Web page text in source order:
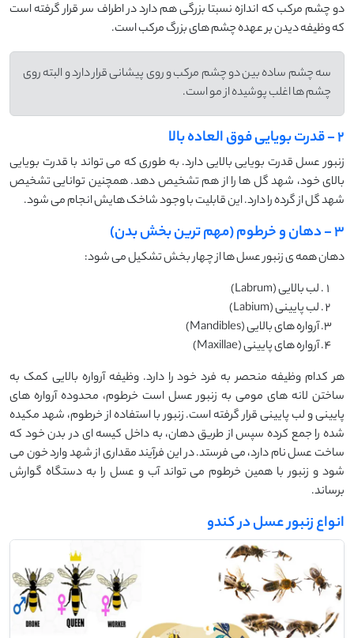
دو چشم مرکب که اندازه نسبتا بزرگی هم دارد در اطراف سر قرار گرفته است
که وظیفه دیدن بر عهده چشم های بزرگ مرکب است.
سه چشم ساده بین دو چشم مرکب و روی پیشانی قرار دارد و البته روی
چشم ها اغلب پوشیده از مو است.
2 - قدرت بویایی فوق العاده بالا
زنبور عسل قدرت بویایی بالایی دارد. به طوری که می تواند با قدرت بویایی
بالای خود، شهد گل ها را از هم تشخیص دهد. همچنین توانایی تشخیص
شهد گل از گرده را دارد. این قابلیت با وجود شاخک هایش انجام می شود.
3 - دهان و خرطوم (مهم ترین بخش بدن)
دهان همه ی زنبور عسل ها از چهار بخش تشکیل می شود:
لب بالایی (Labrum)
لب پایینی (Labium)
آرواره های بالایی (Mandibles)
آرواره های پایینی (Maxillae)
هر کدام وظیفه منحصر به فرد خود را دارد. وظیفه آرواره بالایی کمک به
ساختن لانه های مومی به زنبور عسل است خرطوم، محدوده آرواره های
پایینی و لب پایینی قرار گرفته است. زنبور با استفاده از خرطوم، شهد مکیده
شده را جمع کرده سپس از طریق دهان، به داخل کیسه ای در بدن خود که
ساخت عسل نام دارد، می فرستد. در این فرآیند مقداری از شهد وارد خون می
شود و زنبور با همین خرطوم می تواند آب و عسل را به دستگاه گوارش
برساند.
انواع زنبور عسل در کندو